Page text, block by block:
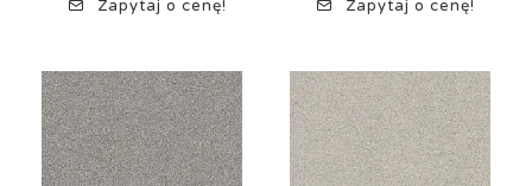
Zapytaj o cenę! Zapytaj o cenę!